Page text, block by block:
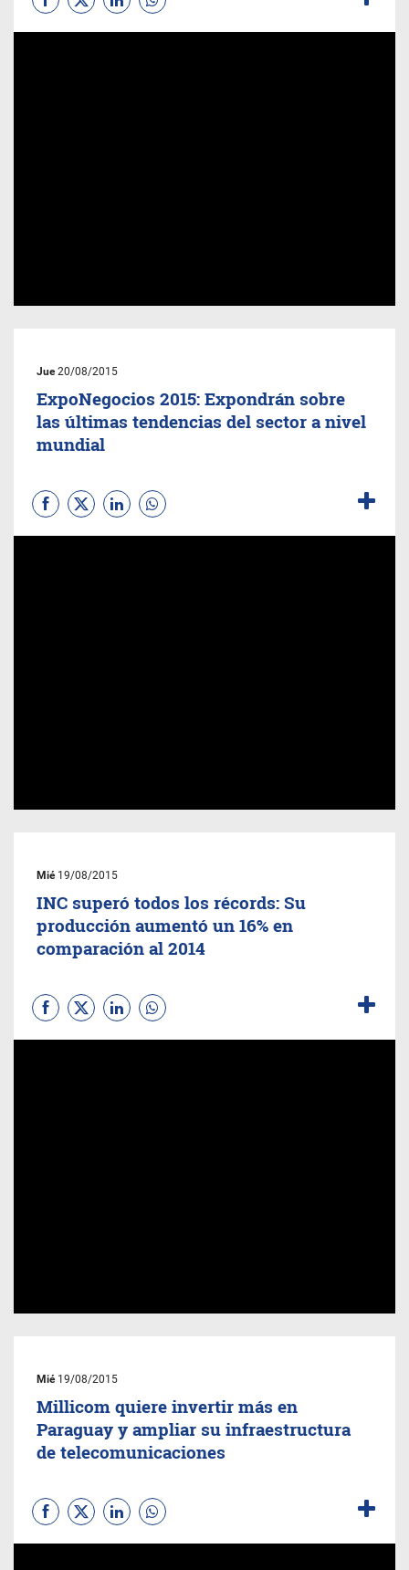
Jue20/08/2015
ExpoNegocios 2015: Expondrán sobre
las últimas tendencias del sector a nivel
mundial
Mié19/08/2015
INC superó todos los récords: Su
producción aumentó un 16% en
comparación al 2014
Mié19/08/2015
Millicom quiere invertir más en
Paraguay y ampliar su infraestructura
de telecomunicaciones